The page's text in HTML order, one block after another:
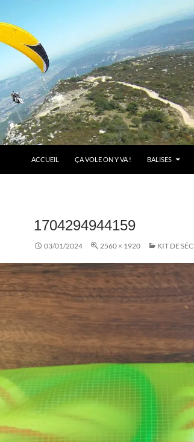
ACCUEIL ÇA VOLE ON Y VA ! BALISES
1704294944159
03/01/2024 2560 × 1920 KIT DE